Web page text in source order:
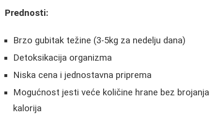
Prednosti:
Brzo gubitak težine (3-5kg za nedelju dana)
Detoksikacija organizma
Niska cena i jednostavna priprema
Mogućnost jesti veće količine hrane bez brojanja
kalorija